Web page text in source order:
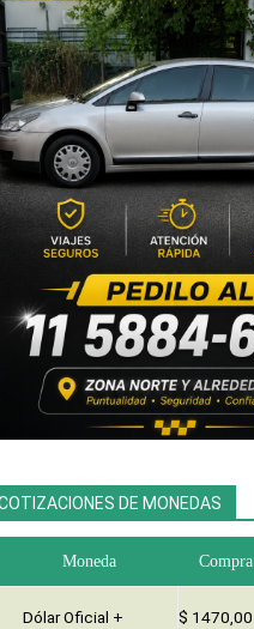
DE MONEDAS
Moneda Compra
Dólar Oficial + $ 1470,00